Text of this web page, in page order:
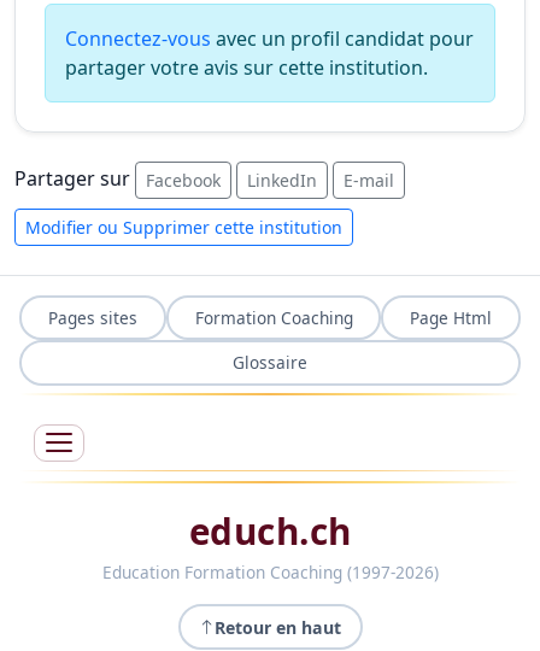
Connectez-vous avec un profil candidat pour
partager votre avis sur cette institution.
Partager sur Facebook LinkedIn E-mail
Modifier ou Supprimer cette institution
Pages sites Formation Coaching
Page Html
Glossaire
educh.ch
Education Formation Coaching (1997-2026)
Retour en haut